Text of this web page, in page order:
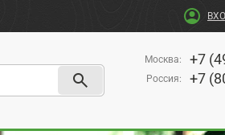
account_circle
search
Москва: +7
Россия: +7